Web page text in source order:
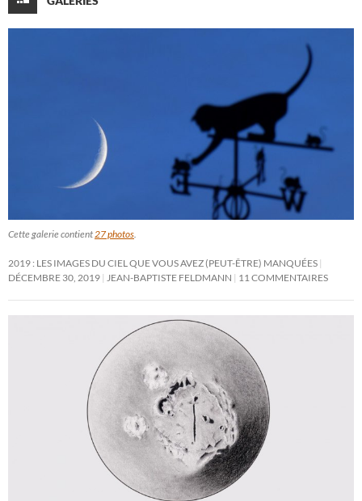
Cette galerie contient 27 photos
2019 : LES IMAGES DU CIEL QUE VOUS AVEZ (PEUT-ÊTRE) MANQUÉES
DÉCEMBRE 30, 2019
JEAN-BAPTISTE FELDMANN 11 COMMENTAIRES